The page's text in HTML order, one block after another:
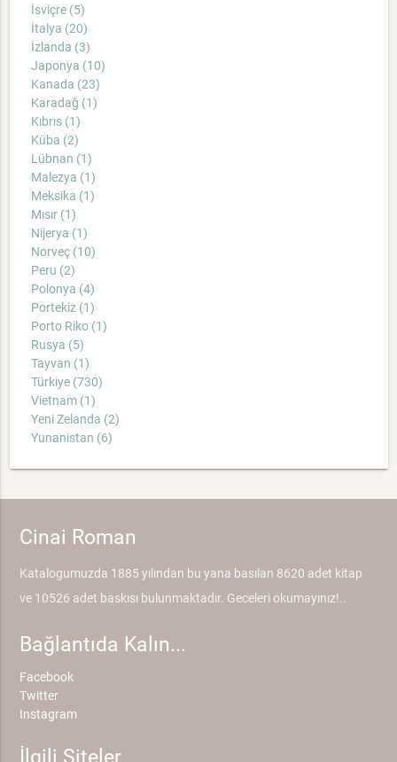
İsviçre (5)
İtalya (20)
İzlanda (3)
Japonya (10)
Kanada (23)
Karadağ (1)
Kıbrıs (1)
Küba (2)
Lübnan (1)
Malezya (1)
Meksika (1)
Mısır (1)
Nijerya (1)
Norveç (10)
Peru (2)
Polonya (4)
Portekiz (1)
Porto Riko (1)
Rusya (5)
Tayvan (1)
Türkiye (730)
Vietnam (1)
Yeni Zelanda (2)
Yunanistan (6)
Cinai Roman
Katalogumuzda 1885 yılından bu yana basılan 8620 adet kitap
ve 10526 adet baskısı bulunmaktadır. Geceleri okumayınız!..
Bağlantıda Kalın...
Facebook
Twitter
Instagram